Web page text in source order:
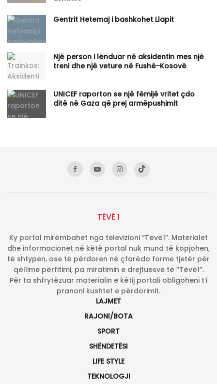
Gentrit Hetemaj i bashkohet Llapit
Një person i lënduar në aksidentin mes një
treni dhe një veture në Fushë-Kosovë
UNICEF raporton se një fëmijë vritet çdo
ditë në Gaza që prej armëpushimit
TËVË 1
Ky portal mirëmbahet nga televizioni “Tëvë1”. Materialet
dhe informacionet në këtë portal nuk mund të kopjohen,
të shtypen, ose të përdoren në çfarëdo forme tjetër për
qëllime përfitimi, pa miratimin e drejtuesve të “Tëvë1”.
Për ta shfrytëzuar materialin e këtij portali obligoheni t’i
pranoni kushtet e përdorimit.
LAJMET
RAJONI/BOTA
SPORT
SHËNDETËSI
LIFE STYLE
TEKNOLOGJI